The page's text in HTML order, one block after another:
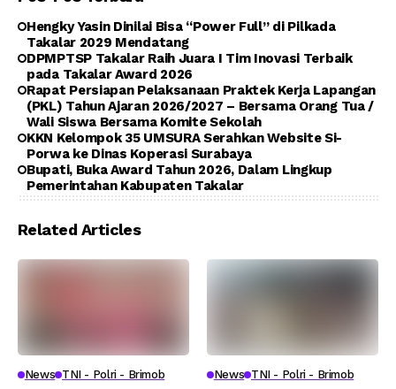
Hengky Yasin Dinilai Bisa “Power Full” di Pilkada
Takalar 2029 Mendatang
DPMPTSP Takalar Raih Juara I Tim Inovasi Terbaik
pada Takalar Award 2026
Rapat Persiapan Pelaksanaan Praktek Kerja Lapangan
(PKL) Tahun Ajaran 2026/2027 – Bersama Orang Tua /
Wali Siswa Bersama Komite Sekolah
KKN Kelompok 35 UMSURA Serahkan Website Si-
Porwa ke Dinas Koperasi Surabaya
Bupati, Buka Award Tahun 2026, Dalam Lingkup
Pemerintahan Kabupaten Takalar
Related Articles
News TNI - Polri - Brimob News TNI - Polri - Brimob